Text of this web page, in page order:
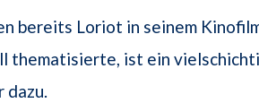
bereits Loriot in seinem
thematisierte, ist ein
dazu.